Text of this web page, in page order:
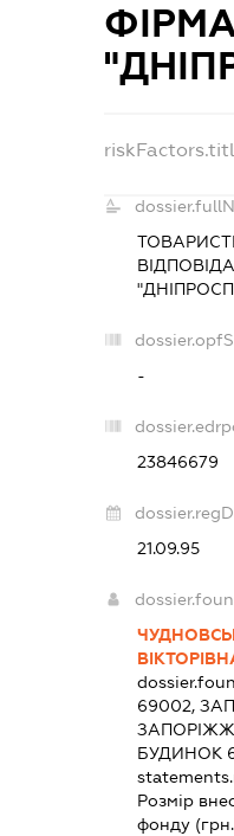
-
23846679
21.09.95
69002,
БУДИНОК
Розмір
фонду